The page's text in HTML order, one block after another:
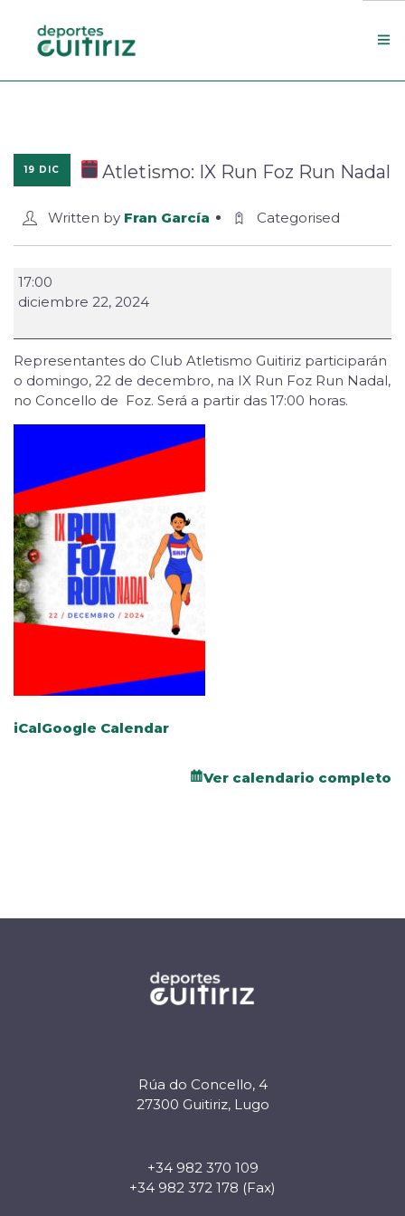
Actualidade
Contacto
19 DIC Atletismo: IX Run Foz Run Nadal
Written by Fran García Categorised
17:00
diciembre 22, 2024
Representantes do Club Atletismo Guitiriz participarán
o domingo, 22 de decembro, na IX Run Foz Run Nadal,
no Concello de Foz. Será a partir das 17:00 horas.
iCalGoogle Calendar
Ver calendario completo
Rúa do Concello, 4
27300 Guitiriz, Lugo
+34 982 370 109
+34 982 372 178 (Fax)